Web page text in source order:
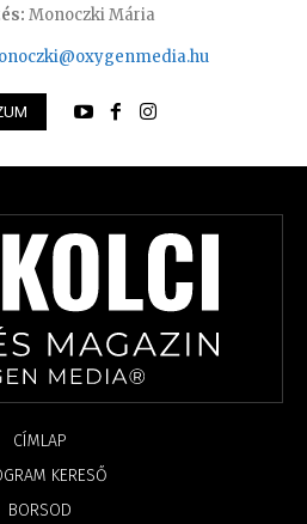
Monoczki Mária
CÍMLAP
KERESŐ
BORSOD